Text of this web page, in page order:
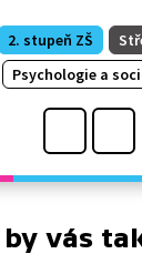
2. stupeň ZŠ
Psychologie a
vás